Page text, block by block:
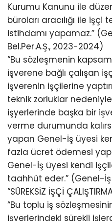
Kurumu Kanunu ile
büroları aracılığı ile
istihdamı yapamaz.”
Bel.Per.A.Ş., 2023-2024)
“Bu sözleşmenin
işverene bağlı çalışan
işverenin işçilerine
teknik zorluklar
işyerlerinde başka bir
verme durumunda
yapan Genel-İş üyesi
fazla ücret ödemesi
Genel-İş üyesi kendi
taahhüt eder.” (Genel-
“SÜREKSİZ İŞÇİ
“Bu toplu iş
işyerlerindeki sürekli